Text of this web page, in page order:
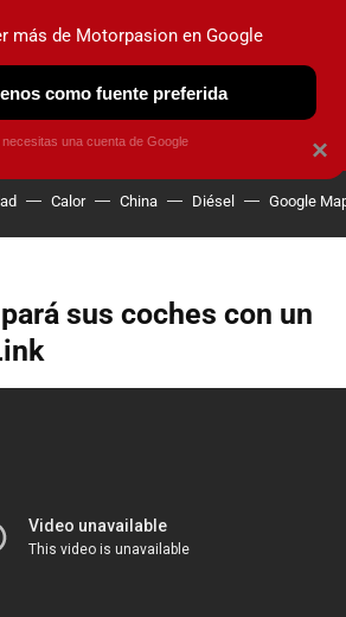
ELÉCTRICOS OBSERVATORIO
Calor China Diésel Google
sus coches con un
×
más de Motorpasion en Google
como fuente preferida
necesitas una cuenta de Google